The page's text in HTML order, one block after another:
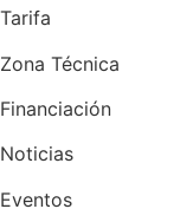
Tarifa
Zona Técnica
Financiación
Noticias
Eventos